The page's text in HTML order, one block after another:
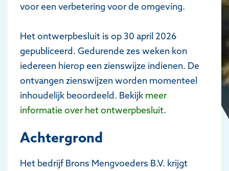
voor een verbetering voor de omgeving.
Het ontwerpbesluit is op 30 april 2026
gepubliceerd. Gedurende zes weken kon
iedereen hierop een zienswijze indienen. De
ontvangen zienswijzen worden momenteel
inhoudelijk beoordeeld. Bekijk meer
informatie over het ontwerpbesluit.
Achtergrond
Het bedrijf Brons Mengvoeders B.V. krijgt